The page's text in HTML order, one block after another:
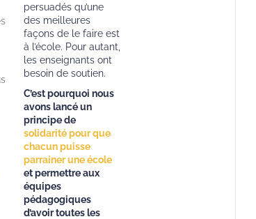
persuadés qu’une
des meilleures
façons de le faire est
à l’école. Pour autant,
les enseignants ont
besoin de soutien.
C’est pourquoi nous
avons lancé un
principe de
solidarité pour que
chacun puisse
parrainer une école
et permettre aux
équipes
pédagogiques
d’avoir toutes les